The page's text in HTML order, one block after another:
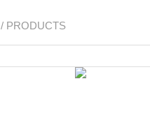
/ PRODUCTS